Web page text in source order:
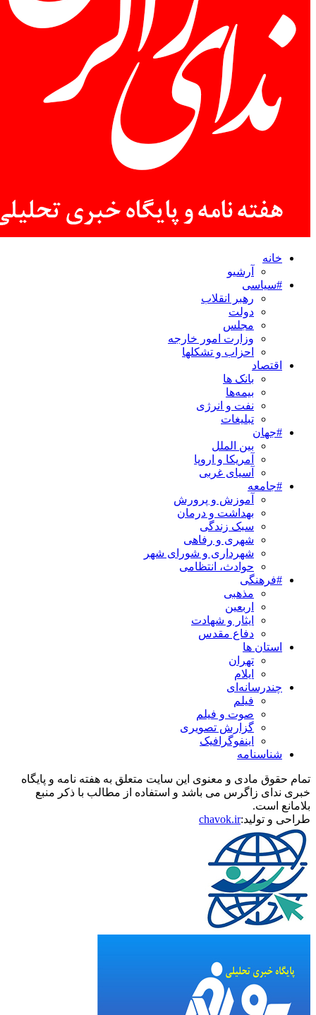
خانه
آرشیو
#سیاسی
رهبر انقلاب
دولت
مجلس
وزارت امور خارجه
احزاب و تشکلها
اقتصاد
بانک ها
بیمه‌ها
نفت و انرژی
تبلیغات
#جهان
بین الملل
آمریکا و اروپا
آسیای غربی
#جامعه
آموزش و پرورش
بهداشت و درمان
سبک زندگی
شهری و رفاهی
شهرداری و شورای شهر
حوادث، انتظامی
#فرهنگی
مذهبی
اربعین
ایثار و شهادت
دفاع مقدس
استان ها
تهران
ایلام
چندرسانه‌ای
فیلم
صوت و فیلم
گزارش تصویری
اینفوگرافیک
شناسنامه
تمام حقوق مادی و معنوی این سایت متعلق به هفته نامه و پایگاه
خبری ندای زاگرس می باشد و استفاده از مطالب با ذکر منبع
بلامانع است.
طراحی و تولید:chavok.ir